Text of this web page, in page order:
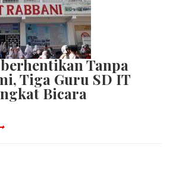
Tanpa
Tiga Guru SD IT
Bicara